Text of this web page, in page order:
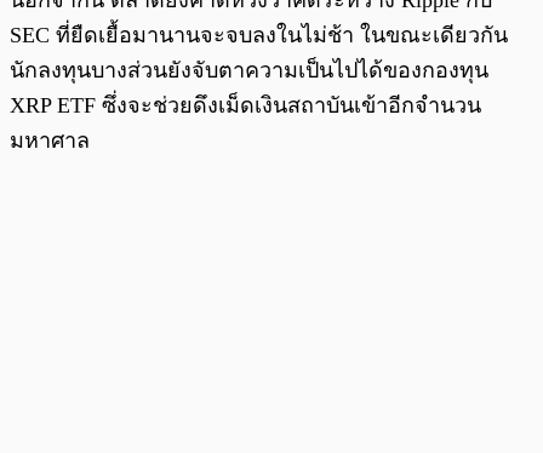
SEC ที่ยืดเยื้อมานานจะจบลงในไม่ช้า ในขณะเดียวกัน
นักลงทุนบางส่วนยังจับตาความเป็นไปได้ของกองทุน
XRP ETF ซึ่งจะช่วยดึงเม็ดเงินสถาบันเข้าอีกจำนวน
มหาศาล